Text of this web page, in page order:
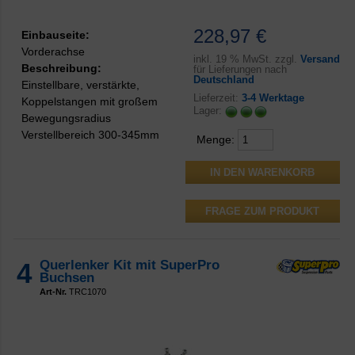
228,97 €
inkl. 19 % MwSt. zzgl. Versand
für Lieferungen nach
Deutschland
Lieferzeit: 3-4 Werktage
Lager:
Menge:
FRAGE ZUM PRODUKT
Einbauseite:
Vorderachse
Beschreibung:
Einstellbare, verstärkte,
Koppelstangen mit großem
Bewegungsradius
Verstellbereich 300-345mm
4 Querlenker Kit mit SuperPro
Buchsen
Art-Nr. TRC1070